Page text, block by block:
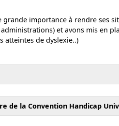
importance à rendre ses
et avons mis en
atteintes de dyslexie..)
de la Convention Handicap